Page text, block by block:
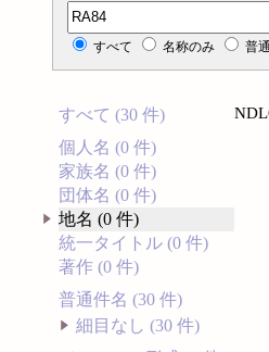
分類記号検索
すべて 名称のみ 普
すべて (30 件)
個人名 (0 件)
家族名 (0 件)
団体名 (0 件)
地名 (0 件)
統一タイトル (0 件)
著作 (0 件)
普通件名 (30 件)
細目なし (30 件)